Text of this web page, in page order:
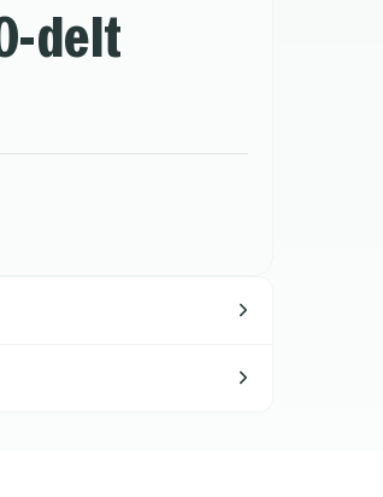
delt